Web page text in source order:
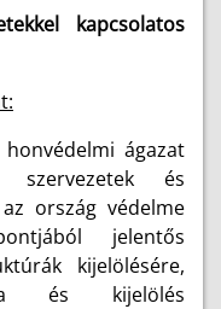
kapcsolatos
ágazat
és
ország védelme
jelentős
kijelölésére,
és kijelölés